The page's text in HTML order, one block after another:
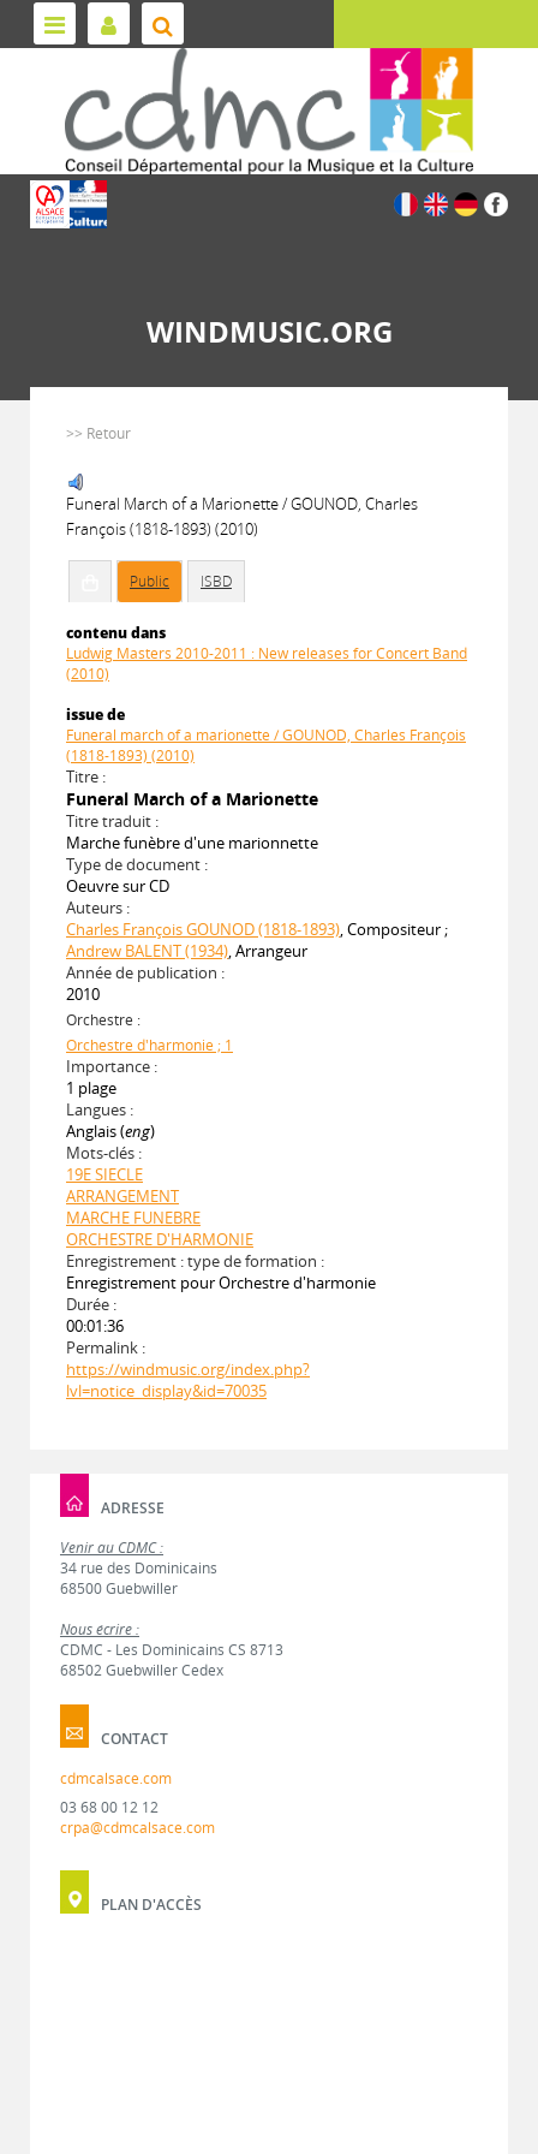
WINDMUSIC.ORG
>> Retour
Funeral March of a Marionette / GOUNOD, Charles
François (1818-1893) (2010)
Public ISBD
contenu dans
Ludwig Masters 2010-2011 : New releases for Concert Band
(2010)
issue de
Funeral march of a marionette / GOUNOD, Charles François
(1818-1893) (2010)
Titre :
Funeral March of a Marionette
Titre traduit :
Marche funèbre d'une marionnette
Type de document :
Oeuvre sur CD
Auteurs :
Charles François GOUNOD (1818-1893), Compositeur ;
Andrew BALENT (1934), Arrangeur
Année de publication :
2010
Orchestre :
Orchestre d'harmonie ; 1
Importance :
1 plage
Langues :
Anglais (eng)
Mots-clés :
19E SIECLE
ARRANGEMENT
MARCHE FUNEBRE
ORCHESTRE D'HARMONIE
Enregistrement : type de formation :
Enregistrement pour Orchestre d'harmonie
Durée :
00:01:36
Permalink :
https://windmusic.org/index.php?
lvl=notice_display&id=70035
ADRESSE
Venir au CDMC :
34 rue des Dominicains
68500 Guebwiller
Nous écrire :
CDMC - Les Dominicains CS 8713
68502 Guebwiller Cedex
CONTACT
cdmcalsace.com
03 68 00 12 12
crpa@cdmcalsace.com
PLAN D'ACCÈS